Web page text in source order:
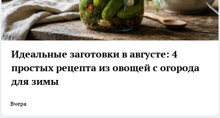
Идеальные заготовки в августе: 4
простых рецепта из овощей с огорода
для зимы
Вчера